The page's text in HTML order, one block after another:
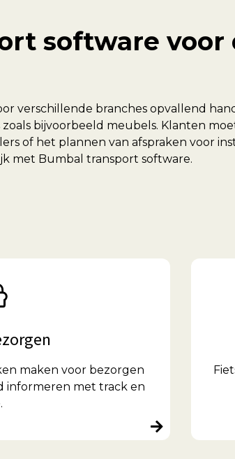
software voor
verschillende branches opvallend
bijvoorbeeld meubels. Klanten
of het plannen van afspraken voor
met Bumbal transport software.
maken voor bezorgen
informeren met track en